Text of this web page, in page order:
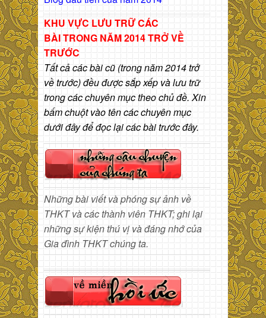
KHU VỰC LƯU TRỮ CÁC
BÀITRONG NĂM 2014 TRỞ VỀ
TRƯỚC
Tất cả các bài cũ (trong năm 2014 trở
về trước) đều được sắp xếp và lưu trữ
trong các chuyên mục theo chủ đề. Xin
bấm chuột vào tên các chuyên mục
dưới đây để đọc lại các bài trước đây.
Những bài viết và phóng sự ảnh về
THKT và các thành viên THKT; ghi lại
những sự kiện thú vị và đáng nhớ của
Gia đình THKT chúng ta.